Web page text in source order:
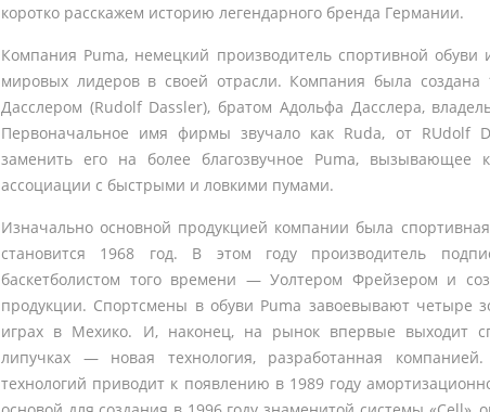
коротко расскажем историю легендарного бренда Германии.
Компания Puma, немецкий производитель спортивной обуви
мировых лидеров в своей отрасли. Компания была создана
Дасслером (Rudolf Dassler), братом Адольфа Дасслера,
Первоначальное имя фирмы звучало как Rudа, от RUdolf
заменить его на более благозвучное Puma, вызывающее
ассоциации с быстрыми и ловкими пумами.
Изначально основной продукцией компании была
становится 1968 год. В этом году производитель
баскетболистом того времени — Уолтером Фрейзером и
продукции. Спортсмены в обуви Puma завоевывают четыре
играх в Мехико. И, наконец, на рынок впервые выходит
липучках — новая технология, разработанная
технологий приводит к появлению в 1989 году